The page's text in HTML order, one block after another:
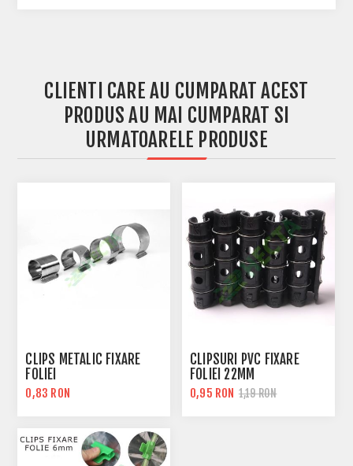
CLIENTI CARE AU CUMPARAT ACEST
PRODUS AU MAI CUMPARAT SI
URMATOARELE PRODUSE
CLIPS METALIC FIXARE
FOLIEI
0,83 RON
CLIPSURI PVC FIXARE
FOLIEI 22MM
0,95 RON 1,19 RON